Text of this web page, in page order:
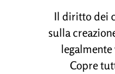
Il diritto dei
sulla
Copre